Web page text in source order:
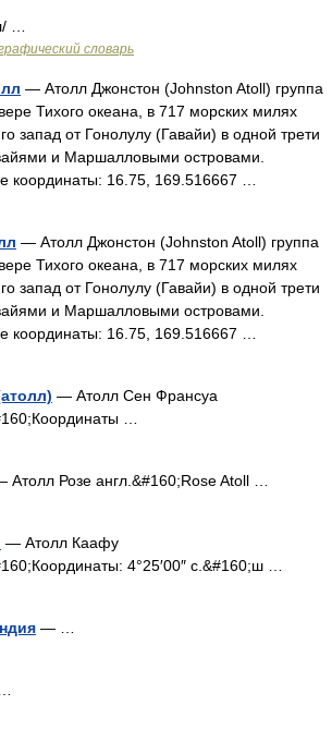
…
словарь
— Атолл Джонстон (Johnston Atoll) группа
Тихого океана, в 717 морских милях
запад от Гонолулу (Гавайи) в одной трети
и Маршалловыми островами.
координаты: 16.75, 169.516667 …
— Атолл Джонстон (Johnston Atoll) группа
Тихого океана, в 717 морских милях
запад от Гонолулу (Гавайи) в одной трети
и Маршалловыми островами.
координаты: 16.75, 169.516667 …
— Атолл Сен Франсуа
…
Атолл Розе англ.&#160;Rose Atoll …
— Атолл Каафу
4°25′00″ с.&#160;ш …
— …